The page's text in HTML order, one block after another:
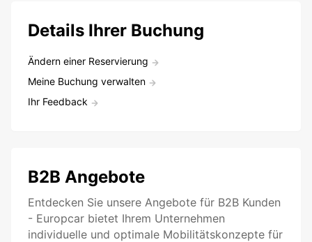
Details Ihrer Buchung
Ändern einer Reservierung
Meine Buchung verwalten
Ihr Feedback
B2B Angebote
Entdecken Sie unsere Angebote für B2B Kunden
- Europcar bietet Ihrem Unternehmen
individuelle und optimale Mobilitätskonzepte für